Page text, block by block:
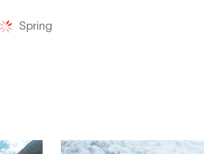
Spring